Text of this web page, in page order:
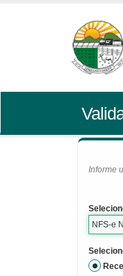
Informe
NFS-e